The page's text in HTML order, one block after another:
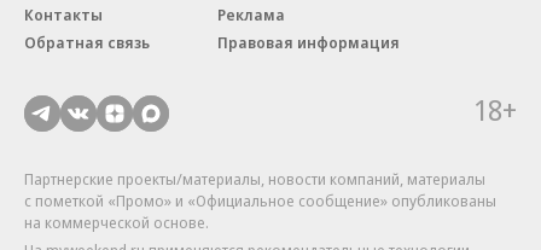
Контакты
Реклама
Обратная связь
Правовая информация
18+
Партнерские проекты/материалы, новости компаний, материалы
с пометкой «Промо» и «Официальное сообщение» опубликованы
на коммерческой основе.